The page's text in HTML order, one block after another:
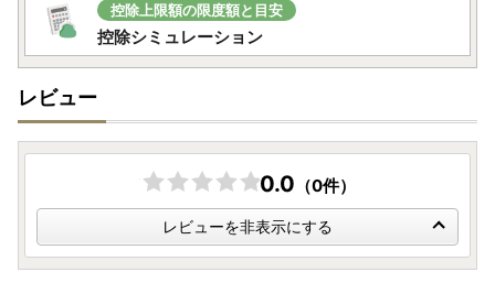
控除上限額の限度額と目安
控除シミュレーション
レビュー
0.0 （0件）
レビューを非表示にする